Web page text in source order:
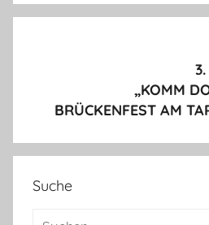
„KOMM
BRÜCKENFEST AM
Suche
Suchen